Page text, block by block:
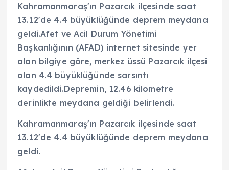
Kahramanmaraş'ın Pazarcık ilçesinde saat
13.12'de 4.4 büyüklüğünde deprem meydana
geldi.Afet ve Acil Durum Yönetimi
Başkanlığının (AFAD) internet sitesinde yer
alan bilgiye göre, merkez üssü Pazarcık ilçesi
olan 4.4 büyüklüğünde sarsıntı
kaydedildi.Depremin, 12.46 kilometre
derinlikte meydana geldiği belirlendi.
Kahramanmaraş'ın Pazarcık ilçesinde saat
13.12'de 4.4 büyüklüğünde deprem meydana
geldi.